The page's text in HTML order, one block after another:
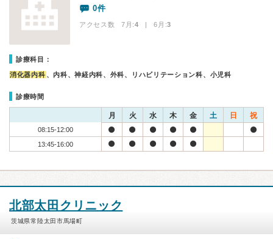
0件
アクセス数 7月:4 | 6月:3
診療科目：
消化器内科 、内科、神経内科、外科、リハビリテーション科、小児科
診療時間
月 火 水 木 金 土 日 祝
08:15-12:00
13:45-16:00
北部太田クリニック
茨城県常陸太田市馬場町